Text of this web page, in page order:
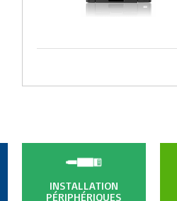
INSTALLATION
PÉRIPHÉRIQUES